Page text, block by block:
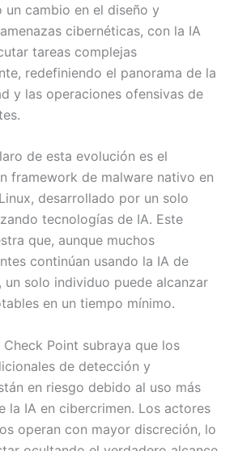
un cambio en el diseño y
cibernéticas, con la IA
tareas complejas
redefiniendo el panorama de la
y las operaciones ofensivas de
de esta evolución es el
framework de malware nativo en
desarrollado por un solo
tecnologías de IA. Este
que, aunque muchos
continúan usando la IA de
un solo individuo puede alcanzar
en un tiempo mínimo.
Point subraya que los
de detección y
en riesgo debido al uso más
la IA en cibercrimen. Los actores
operan con mayor discreción, lo